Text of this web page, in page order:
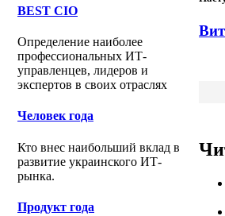
BEST CIO
Определение наиболее
профессиональных ИТ-
управленцев, лидеров и
экспертов в своих отраслях
Человек года
Кто внес наибольший вклад в
развитие украинского ИТ-
рынка.
Продукт года